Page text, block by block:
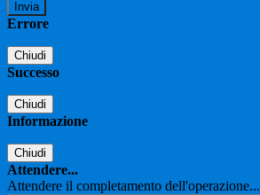
Errore
Chiudi
Successo
Chiudi
Informazione
Chiudi
Attendere...
Attendere il completamento dell'operazione...